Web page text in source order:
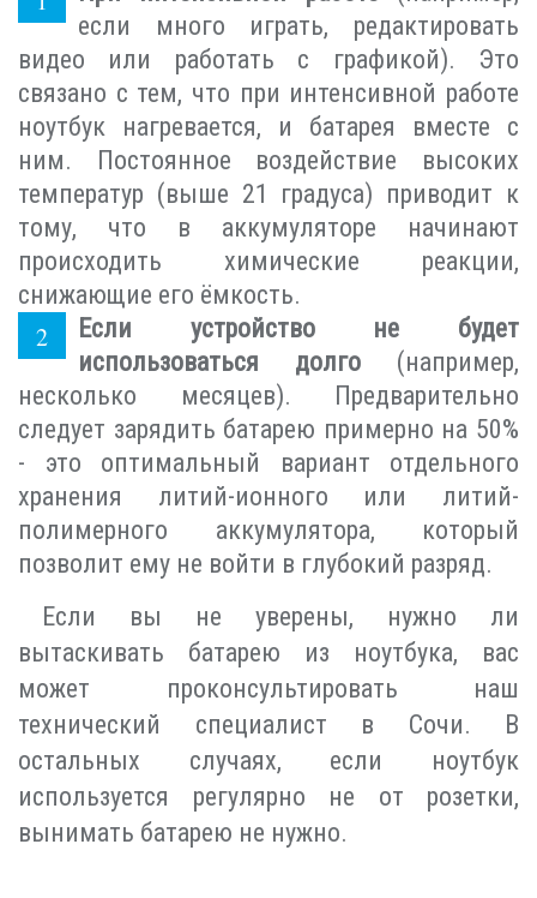
если много играть, редактировать
видео или работать с графикой). Это
связано с тем, что при интенсивной работе
ноутбук нагревается, и батарея вместе с
ним. Постоянное воздействие высоких
температур (выше 21 градуса) приводит к
тому, что в аккумуляторе начинают
происходить химические реакции,
снижающие его ёмкость.
Если устройство не будет
использоваться долго (например,
несколько месяцев). Предварительно
следует зарядить батарею примерно на 50%
- это оптимальный вариант отдельного
хранения литий-ионного или литий-
полимерного аккумулятора, который
позволит ему не войти в глубокий разряд.
Если вы не уверены, нужно ли
вытаскивать батарею из ноутбука, вас
может проконсультировать наш
технический специалист в Сочи. В
остальных случаях, если ноутбук
используется регулярно не от розетки,
вынимать батарею не нужно.